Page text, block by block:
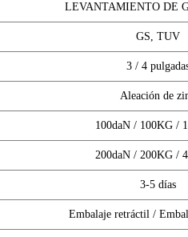
LEVANTAMIENTO DE
GS, TUV
3 / 4
Aleación de
100daN / 100KG /
200daN / 200KG /
3-5 días
Embalaje retráctil /